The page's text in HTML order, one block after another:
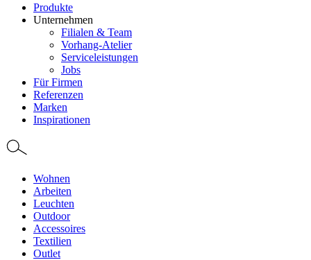
Produkte
Unternehmen
Filialen & Team
Vorhang-Atelier
Serviceleistungen
Jobs
Für Firmen
Referenzen
Marken
Inspirationen
Wohnen
Arbeiten
Leuchten
Outdoor
Accessoires
Textilien
Outlet